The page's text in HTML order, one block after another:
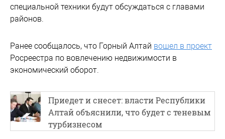
специальной техники будут обсуждаться с главами
районов.
Ранее сообщалось, что Горный Алтай вошел в проект
Росреестра по вовлечению недвижимости в
экономический оборот.
Приедет и снесет: власти Республики
Алтай объяснили, что будет с теневым
турбизнесом